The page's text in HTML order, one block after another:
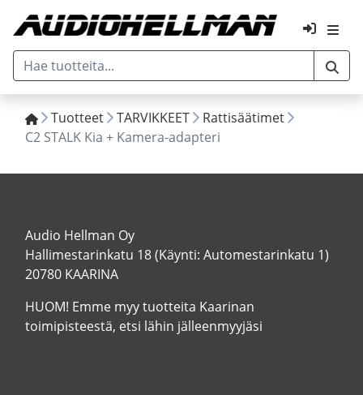
Tuotteet TARVIKKEET
Rattisäätimet
C2 STALK Kia + Kamera-adapteri
Audio Hellman Oy
Hallimestarinkatu 18 (Käynti: Automestarinkatu 1)
20780 KAARINA
HUOM! Emme myy tuotteita Kaarinan
toimipisteestä, etsi lähin jälleenmyyjäsi